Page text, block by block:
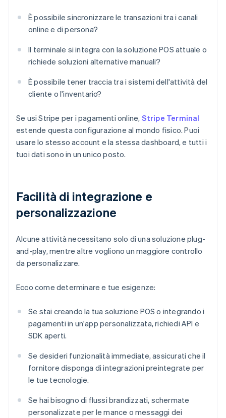
È possibile sincronizzare le transazioni tra i canali
online e di persona?
Il terminale si integra con la soluzione POS attuale o
richiede soluzioni alternative manuali?
È possibile tener traccia tra i sistemi dell'attività del
cliente o l'inventario?
Se usi Stripe per i pagamenti online, Stripe Terminal
estende questa configurazione al mondo fisico. Puoi
usare lo stesso account e la stessa dashboard, e tutti i
tuoi dati sono in un unico posto.
Facilità di integrazione e
personalizzazione
Alcune attività necessitano solo di una soluzione plug-
and-play, mentre altre vogliono un maggiore controllo
da personalizzare.
Ecco come determinare e tue esigenze:
Se stai creando la tua soluzione POS o integrando i
pagamenti in un'app personalizzata, richiedi API e
SDK aperti.
Se desideri funzionalità immediate, assicurati che il
fornitore disponga di integrazioni preintegrate per
le tue tecnologie.
Se hai bisogno di flussi brandizzati, schermate
personalizzate per le mance o messaggi dei